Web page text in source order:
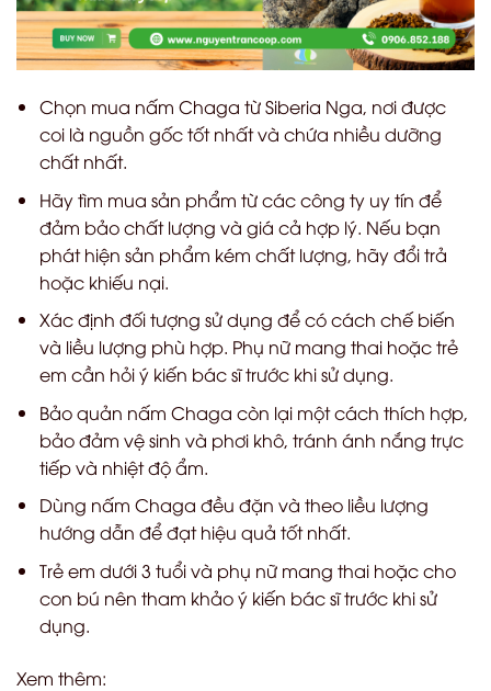
Chọn mua nấm Chaga từ Siberia Nga, nơi được
coi là nguồn gốc tốt nhất và chứa nhiều dưỡng
chất nhất.
Hãy tìm mua sản phẩm từ các công ty uy tín để
đảm bảo chất lượng và giá cả hợp lý. Nếu bạn
phát hiện sản phẩm kém chất lượng, hãy đổi trả
hoặc khiếu nại.
Xác định đối tượng sử dụng để có cách chế biến
và liều lượng phù hợp. Phụ nữ mang thai hoặc trẻ
em cần hỏi ý kiến bác sĩ trước khi sử dụng.
Bảo quản nấm Chaga còn lại một cách thích hợp,
bảo đảm vệ sinh và phơi khô, tránh ánh nắng trực
tiếp và nhiệt độ ẩm.
Dùng nấm Chaga đều đặn và theo liều lượng
hướng dẫn để đạt hiệu quả tốt nhất.
Trẻ em dưới 3 tuổi và phụ nữ mang thai hoặc cho
con bú nên tham khảo ý kiến bác sĩ trước khi sử
dụng.
Xem thêm: